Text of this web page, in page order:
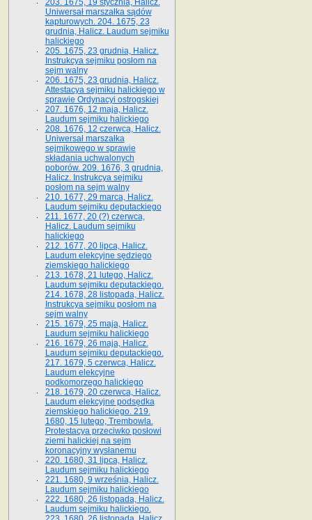
203. 1675, 19 stycznia, Halicz.
Uniwersał marszałka sądów
kapturowych. 204. 1675, 23
grudnia, Halicz. Laudum sejmiku
halickiego
205. 1675, 23 grudnia, Halicz.
Instrukcya sejmiku posłom na
sejm walny
206. 1675, 23 grudnia, Halicz.
Attestacya sejmiku halickiego w
sprawie Ordynacyi ostrogskiej
207. 1676, 12 maja, Halicz.
Laudum sejmiku halickiego
208. 1676, 12 czerwca, Halicz.
Uniwersał marszałka
sejmikowego w sprawie
składania uchwalonych
poborów. 209. 1676, 3 grudnia,
Halicz. Instrukcya sejmiku
posłom na sejm walny
210. 1677, 29 marca, Halicz.
Laudum sejmiku deputackiego
211. 1677, 20 (?) czerwca,
Halicz. Laudum sejmiku
halickiego
212. 1677, 20 lipca, Halicz.
Laudum elekcyjne sędziego
ziemskiego halickiego
213. 1678, 21 lutego, Halicz.
Laudum sejmiku deputackiego.
214. 1678, 28 listopada, Halicz.
Instrukcya sejmiku posłom na
sejm walny
215. 1679, 25 maja, Halicz.
Laudum sejmiku halickiego
216. 1679, 26 maja, Halicz.
Laudum sejmiku deputackiego.
217. 1679, 5 czerwca, Halicz.
Laudum elekcyjne
podkomorzego halickiego
218. 1679, 20 czerwca, Halicz.
Laudum elekcyjne podsędka
ziemskiego halickiego. 219.
1680, 15 lutego, Trembowla.
Protestacya przeciwko posłowi
ziemi halickiej na sejm
koronacyjny wysłanemu
220. 1680, 31 lipca, Halicz.
Laudum sejmiku halickiego
221. 1680, 9 września, Halicz.
Laudum sejmiku halickiego
222. 1680, 26 listopada, Halicz.
Laudum sejmiku halickiego.